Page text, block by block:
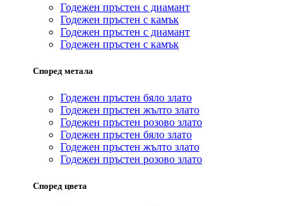
Годежен пръстен с диамант
Годежен пръстен с камък
Годежен пръстен с диамант
Годежен пръстен с камък
Според метала
Годежен пръстен бяло злато
Годежен пръстен жълто злато
Годежен пръстен розово злато
Годежен пръстен бяло злато
Годежен пръстен жълто злато
Годежен пръстен розово злато
Според цвета